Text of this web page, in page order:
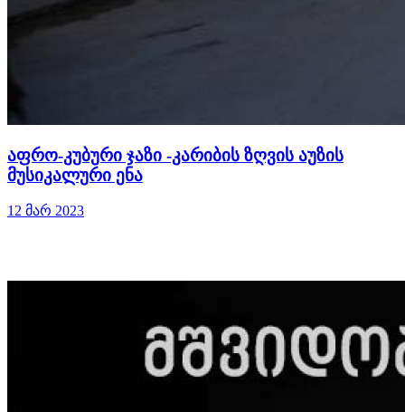
აფრო-კუბური ჯაზი -კარიბის ზღვის აუზის
მუსიკალური ენა
12 მარ 2023